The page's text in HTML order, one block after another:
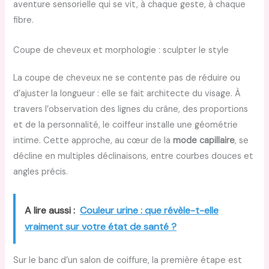
aventure sensorielle qui se vit, à chaque geste, à chaque
fibre.
Coupe de cheveux et morphologie : sculpter le style
La coupe de cheveux ne se contente pas de réduire ou
d’ajuster la longueur : elle se fait architecte du visage. À
travers l’observation des lignes du crâne, des proportions
et de la personnalité, le coiffeur installe une géométrie
intime. Cette approche, au cœur de lamode capillaire, se
décline en multiples déclinaisons, entre courbes douces et
angles précis.
A lire aussi : Couleur urine : que révèle-t-elle
vraiment sur votre état de santé ?
Sur le banc d’un salon de coiffure, la première étape est